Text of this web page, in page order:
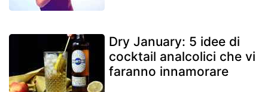
Dry January: 5 idee di
cocktail analcolici che vi
faranno innamorare